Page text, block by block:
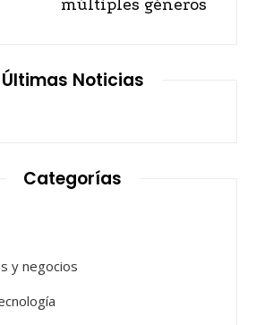
múltiples géneros
Últimas Noticias
Categorías
y negocios